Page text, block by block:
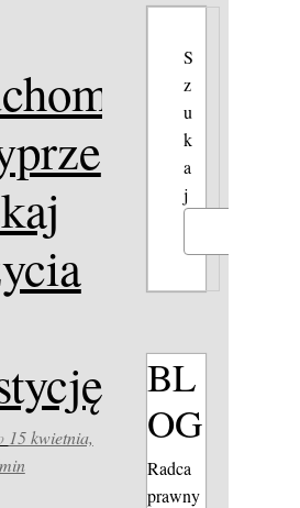
15 kwietnia,
S
z
u
k
a
j
BL
OG
Radca
prawny